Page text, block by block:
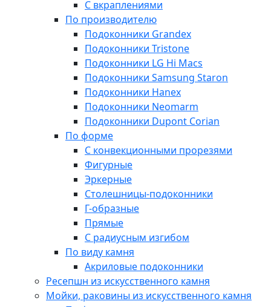
С вкраплениями
По производителю
Подоконники Grandex
Подоконники Tristone
Подоконники LG Hi Macs
Подоконники Samsung Staron
Подоконники Hanex
Подоконники Neomarm
Подоконники Dupont Corian
По форме
С конвекционными прорезями
Фигурные
Эркерные
Столешницы-подоконники
Г-образные
Прямые
С радиусным изгибом
По виду камня
Акриловые подоконники
Ресепшн из искусственного камня
Мойки, раковины из искусственного камня